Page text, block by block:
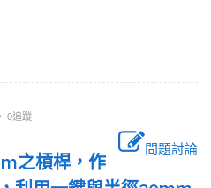
0追蹤
問題討論
之槓桿，作